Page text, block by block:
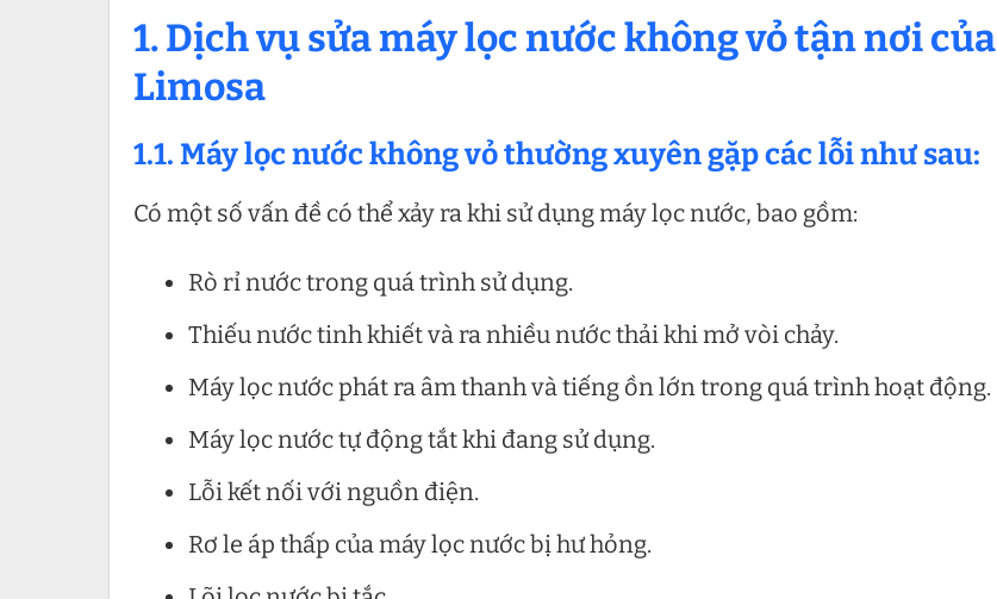
1. Dịch vụ sửa máy lọc nước không vỏ tận nơi của
Limosa
1.1. Máy lọc nước không vỏ thường xuyên gặp các lỗi như sau:
Có một số vấn đề có thể xảy ra khi sử dụng máy lọc nước, bao gồm:
Rò rỉ nước trong quá trình sử dụng.
Thiếu nước tinh khiết và ra nhiều nước thải khi mở vòi chảy.
Máy lọc nước phát ra âm thanh và tiếng ồn lớn trong quá trình hoạt động.
Máy lọc nước tự động tắt khi đang sử dụng.
Lỗi kết nối với nguồn điện.
Rơ le áp thấp của máy lọc nước bị hư hỏng.